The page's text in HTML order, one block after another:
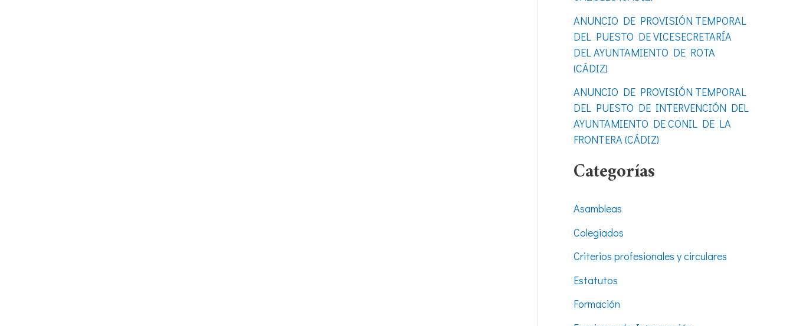
ANUNCIO DE PROVISIÓN TEMPORAL
DEL PUESTO DE VICESECRETARÍA
DEL AYUNTAMIENTO DE ROTA
(CÁDIZ)
ANUNCIO DE PROVISIÓN TEMPORAL
DEL PUESTO DE INTERVENCIÓN DEL
AYUNTAMIENTO DE CONIL DE LA
FRONTERA (CÁDIZ)
Categorías
Asambleas
Colegiados
Criterios profesionales y circulares
Estatutos
Formación